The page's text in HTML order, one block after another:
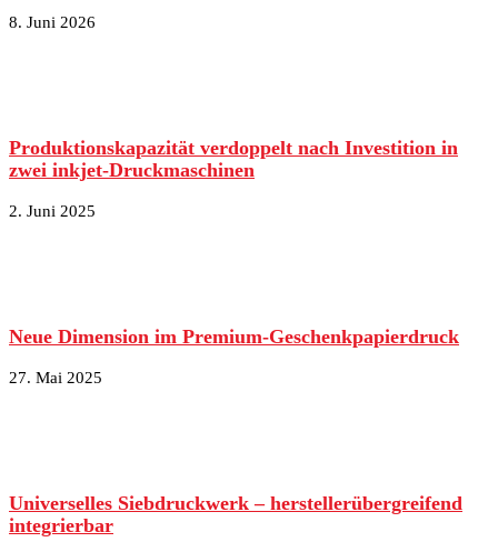
8. Juni 2026
Produktionskapazität verdoppelt nach Investition in
zwei inkjet-Druckmaschinen
2. Juni 2025
Neue Dimension im Premium-Geschenkpapierdruck
27. Mai 2025
Universelles Siebdruckwerk – herstellerübergreifend
integrierbar